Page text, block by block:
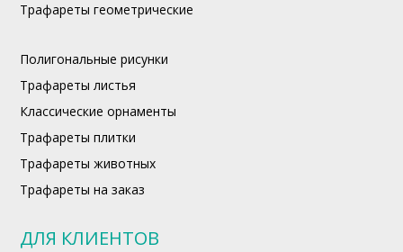
Трафареты геометрические
Полигональные рисунки
Трафареты листья
Классические орнаменты
Трафареты плитки
Трафареты животных
Трафареты на заказ
ДЛЯ КЛИЕНТОВ